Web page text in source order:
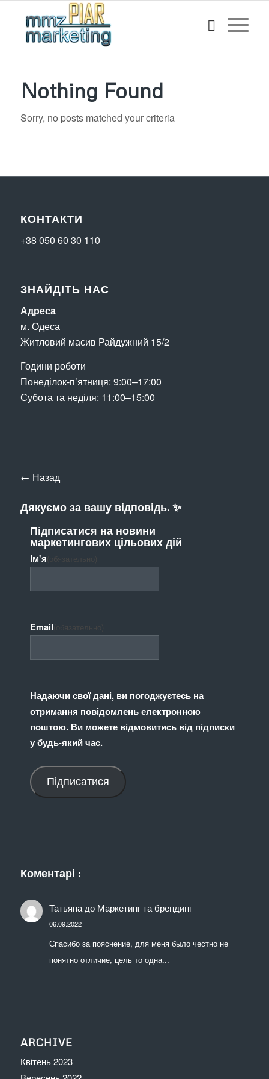
Nothing Found
Sorry, no posts matched your criteria
КОНТАКТИ
+38 050 60 30 110
ЗНАЙДІТЬ НАС
Адреса
м. Одеса
Житловий масив Райдужний 15/2
Години роботи
Понеділок-п’ятниця: 9:00–17:00
Субота та неділя: 11:00–15:00
← Назад
Дякуємо за вашу відповідь. ✨
Підписатися на новини
маркетингових цільових дій
Ім'я(обязательно)
Email(обязательно)
Надаючи свої дані, ви погоджуєтесь на
отримання повідомлень електронною
поштою. Ви можете відмовитись від підписки
у будь-який час.
Підписатися
Коментарі :
Татьяна до Маркетинг та брендинг
06.09.2022
Спасибо за пояснение, для меня было честно не
понятно отличие, цель то одна...
ARCHIVE
Квітень 2023